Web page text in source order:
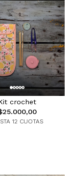
crochet
12 CUOTAS